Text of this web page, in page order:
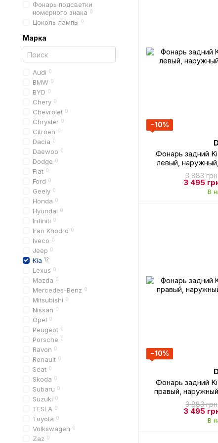
−10%
Фонарь задний
левый,
3 883 грн
3 495
В
−10%
Фонарь задний
правый,
3 883 грн
3 495
В
Фонарь подсветки
номерного знака 0
Цоколь лампы 0
Марка
Audi 0
BMW 0
BYD 0
Chery 0
Chevrolet 0
Chrysler 0
Citroen 0
Dacia 0
Daewoo 0
Dodge 0
Fiat 0
Ford 0
Geely 0
Honda 0
Hyundai 0
Infiniti 0
Iran Khodro 0
Iveco 0
Jeep 0
Kia 12
Lexus 0
Mazda 0
Mercedes-Benz 0
Mitsubishi 0
Nissan 0
Opel 0
Peugeot 0
Porsche 0
Ravon 0
Renault 0
Seat 0
Skoda 0
Subaru 0
Suzuki 0
TESLA 0
Toyota 0
Volkswagen 0
Zaz 0